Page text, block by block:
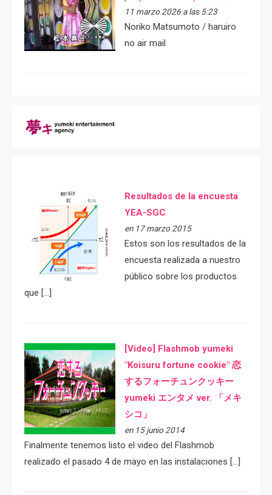
11 marzo 2026 a las 5:23
Noriko Matsumoto / haruiro
no air mail
Resultados de la encuesta
YEA-SGC
en 17 marzo 2015
Estos son los resultados de la
encuesta realizada a nuestro
público sobre los productos
que […]
[Video] Flashmob yumeki
"Koisuru fortune cookie" 恋
するフォーチュンクッキー
yumeki エンタメ ver. 「メキ
シコ」
en 15 junio 2014
Finalmente tenemos listo el video del Flashmob
realizado el pasado 4 de mayo en las instalaciones […]